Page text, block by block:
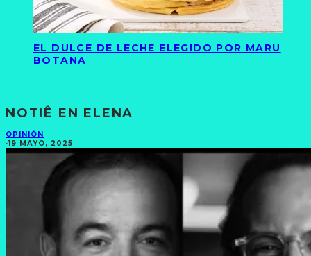
EL DULCE DE LECHE ELEGIDO POR MARU
BOTANA
NOTIÊ EN ELENA
OPINIÓN
·19 MAYO, 2025